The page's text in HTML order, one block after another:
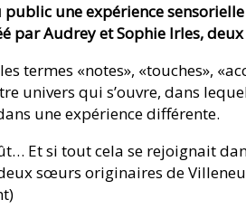
public une expérience
par Audrey et Sophie Irles,
termes «notes», «touches»,
univers qui s’ouvre, dans
une expérience différente.
Et si tout cela se rejoignait
sœurs originaires de